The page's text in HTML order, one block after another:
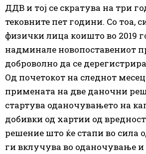
ДДВ и тој се скратува на три
тековните пет години. Со тоа,
физички лица коишто во 2019
надминале новопоставениот
доброволно да се
Од почетокот на следнот
примената на две даночни
стартува оданочувањето на
добивки од хартии од
решение што ќе стапи во сила
ги вклучува во оданочување и